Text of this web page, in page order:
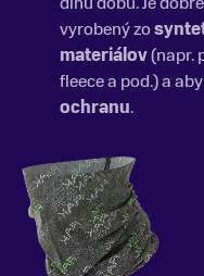
vyrobený zo
materiálov(napr.
fleece a pod.) a
ochranu.